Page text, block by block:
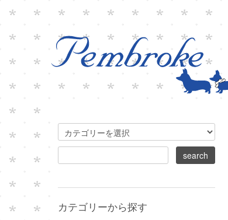
カテゴリーから探す